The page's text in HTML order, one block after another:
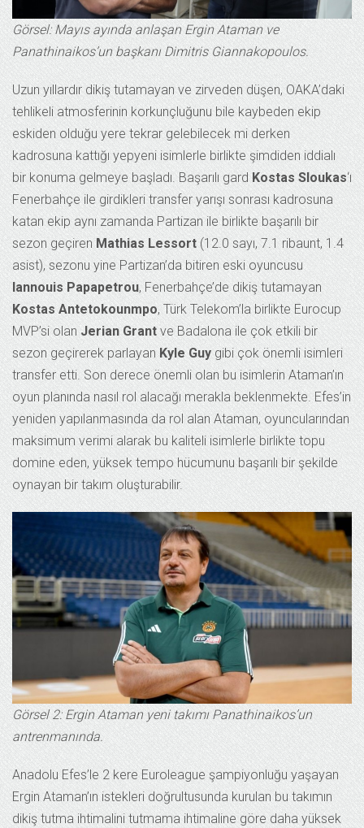
Görsel: Mayıs ayında anlaşan Ergin Ataman ve
Panathinaikos’un başkanı Dimitris Giannakopoulos.
Uzun yıllardır dikiş tutamayan ve zirveden düşen, OAKA’daki
tehlikeli atmosferinin korkunçluğunu bile kaybeden ekip
eskiden olduğu yere tekrar gelebilecek mi derken
kadrosuna kattığı yepyeni isimlerle birlikte şimdiden iddialı
bir konuma gelmeye başladı. Başarılı gard Kostas Sloukas‘ı
Fenerbahçe ile girdikleri transfer yarışı sonrası kadrosuna
katan ekip aynı zamanda Partizan ile birlikte başarılı bir
sezon geçiren Mathias Lessort (12.0 sayı, 7.1 ribaunt, 1.4
asist), sezonu yine Partizan’da bitiren eski oyuncusu
Iannouis Papapetrou, Fenerbahçe’de dikiş tutamayan
Kostas Antetokounmpo, Türk Telekom’la birlikte Eurocup
MVP’si olan Jerian Grant ve Badalona ile çok etkili bir
sezon geçirerek parlayanKyle Guy gibi çok önemli isimleri
transfer etti. Son derece önemli olan bu isimlerin Ataman’ın
oyun planında nasıl rol alacağı merakla beklenmekte. Efes’in
yeniden yapılanmasında da rol alan Ataman, oyuncularından
maksimum verimi alarak bu kaliteli isimlerle birlikte topu
domine eden, yüksek tempo hücumunu başarılı bir şekilde
oynayan bir takım oluşturabilir.
Görsel 2: Ergin Ataman yeni takımı Panathinaikos’un
antrenmanında.
Anadolu Efes’le 2 kere Euroleague şampiyonluğu yaşayan
Ergin Ataman’ın istekleri doğrultusunda kurulan bu takımın
dikiş tutma ihtimalini tutmama ihtimaline göre daha yüksek